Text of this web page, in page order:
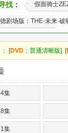
找 ： 假面骑士
剧场版：THE·未来·破
： [DVD ：普通清晰版] [
集
集
集